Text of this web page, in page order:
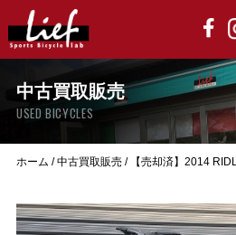
中古買取販売
USED BICYCLES
ホーム /中古買取販売/ 【売却済】2014